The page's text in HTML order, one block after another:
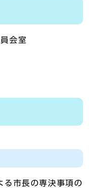
会室
市長の専決事項の